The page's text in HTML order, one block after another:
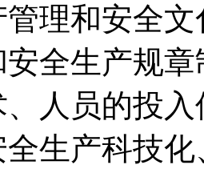
理和安全
全生产规
人员的投
生产科技